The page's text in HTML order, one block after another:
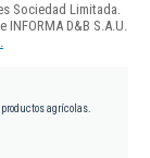
Sociedad Limitada.
D&B S.A.U.
agrícolas.